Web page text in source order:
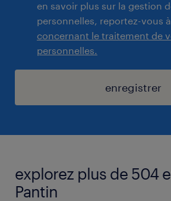
en savoir plus sur la gestion
personnelles, reportez-vous à
concernant le traitement de
personnelles.
enregistrer
explorez plus de 504
Pantin